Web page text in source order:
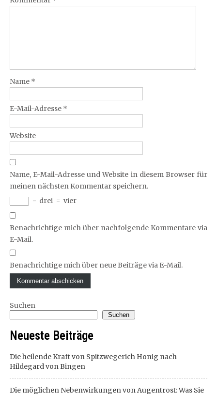
Name *
E-Mail-Adresse *
Website
Name, E-Mail-Adresse und Website in diesem Browser für
meinen nächsten Kommentar speichern.
− drei = vier
Benachrichtige mich über nachfolgende Kommentare via
E-Mail.
Benachrichtige mich über neue Beiträge via E-Mail.
Suchen
Suchen
Neueste Beiträge
Die heilende Kraft von Spitzwegerich Honig nach
Hildegard von Bingen
Die möglichen Nebenwirkungen von Augentrost: Was Sie